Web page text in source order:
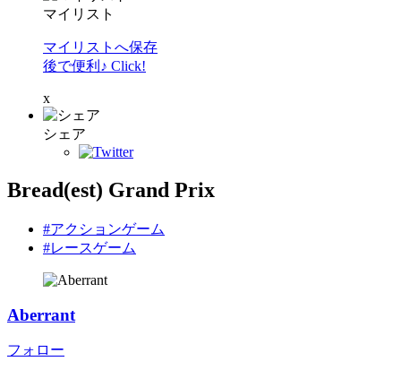
マイリスト
マイリストへ保存
後で便利♪ Click!
x
シェア
Bread(est) Grand Prix
#アクションゲーム
#レースゲーム
Aberrant
フォロー